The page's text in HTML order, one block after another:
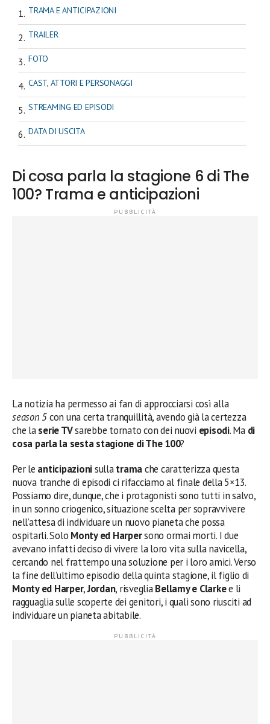
TRAMA E ANTICIPAZIONI
TRAILER
FOTO
CAST, ATTORI E PERSONAGGI
STREAMING ED EPISODI
DATA DI USCITA
Di cosa parla la stagione 6 di The
100? Trama e anticipazioni
La notizia ha permesso ai fan di approcciarsi così alla
season 5con una certa tranquillità, avendo già la certezza
che laserie TVsarebbe tornato con dei nuovi episodi. Ma di
cosa parla la sesta stagione di The 100?
Per le anticipazionisullatramache caratterizza questa
nuova tranche di episodi ci rifacciamo al finale della 5×13.
Possiamo dire, dunque, che i protagonisti sono tutti in salvo,
in un sonno criogenico, situazione scelta per sopravvivere
nell’attesa di individuare un nuovo pianeta che possa
ospitarli. Solo Monty ed Harpersono ormai morti. I due
avevano infatti deciso di vivere la loro vita sulla navicella,
cercando nel frattempo una soluzione per i loro amici. Verso
la fine dell’ultimo episodio della quinta stagione, il figlio di
Monty ed Harper,Jordan, risvegliaBellamy e Clarkee li
ragguaglia sulle scoperte dei genitori, i quali sono riusciti ad
individuare un pianeta abitabile.